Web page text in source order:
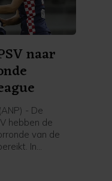
naar
- De
hebben de
van de
In